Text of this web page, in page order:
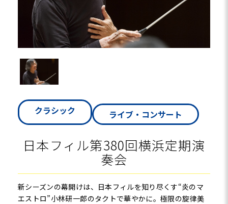
クラシック ライブ・コンサート
日本フィル第380回横浜定期演
奏会
新シーズンの幕開けは、日本フィルを知り尽くす“炎のマ
エストロ”小林研一郎のタクトで華やかに。極限の旋律美